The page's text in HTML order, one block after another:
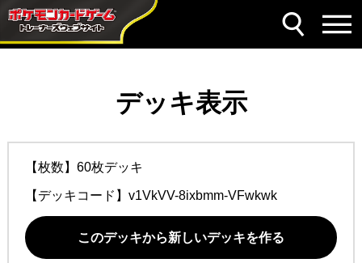
デッキ表示
【枚数】60枚デッキ
【デッキコード】 v1VkVV-8ixbmm-VFwkwk
このデッキから新しいデッキを作る